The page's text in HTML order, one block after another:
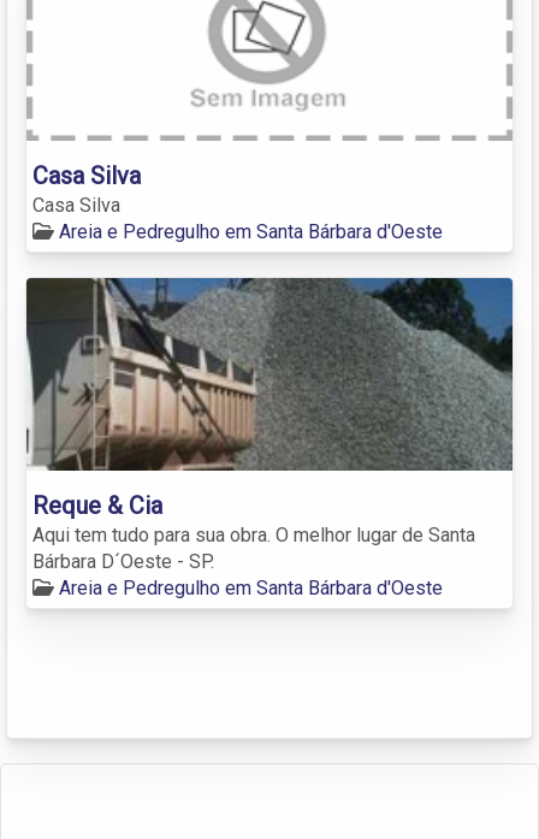
Casa Silva
Casa Silva
Areia e Pedregulho em Santa Bárbara d'Oeste
Reque & Cia
Aqui tem tudo para sua obra. O melhor lugar de Santa
Bárbara D´Oeste - SP.
Areia e Pedregulho em Santa Bárbara d'Oeste